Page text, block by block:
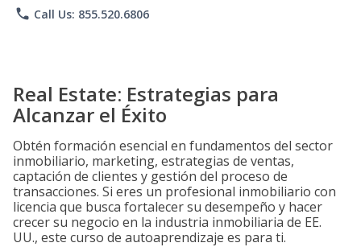
phone Call Us: 855.520.6806
Real Estate: Estrategias para
Alcanzar el Éxito
Obtén formación esencial en fundamentos del sector
inmobiliario, marketing, estrategias de ventas,
captación de clientes y gestión del proceso de
transacciones. Si eres un profesional inmobiliario con
licencia que busca fortalecer su desempeño y hacer
crecer su negocio en la industria inmobiliaria de EE.
UU., este curso de autoaprendizaje es para ti.